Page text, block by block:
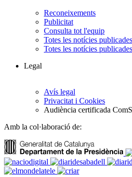
Reconeixements
Publicitat
Consulta tot l'equip
Totes les notícies
Totes les notícies
Legal
Avís legal
Privacitat i Cookies
Audiència certificada
Amb la col·laboració de: